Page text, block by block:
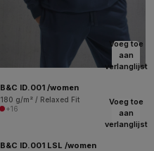
Voeg toe
aan
verlanglijst
B&C ID.001 /women
180 g/m² / Relaxed Fit
+16
Voeg toe
aan
verlanglijst
B&C ID.001 LSL /women